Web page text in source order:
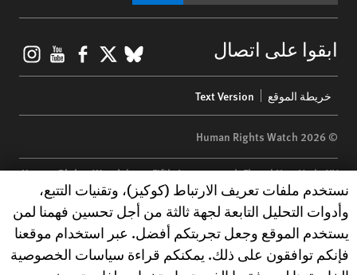
ابقوا على اتصال BlueSky
X
menu
خريطة الموقع Text Version
© 2026 Human Rights Watch
Human Rights Watch| 350 Fifth Avenue, 34th Floor | New York,NY
10118-3299 USA|t 1.212.290.4700
Human Rights Watchis a 501(C)(3) nonprofit registered in the US
under EIN: 13-2875808
Human Rights Watch cookie preferences
نستخدم ملفات تعريف الارتباط (كوكيز)، وتقنيات التتبع،
وأدوات التحليل التابعة لجهة ثالثة من أجل تحسين فهمنا لمن
يستخدم الموقع وجعل تجربتكم أفضل. عبر استخدام موقعنا
فإنكم توافقون على ذلك. يمكنكم قراءة سياسات الخصوصية